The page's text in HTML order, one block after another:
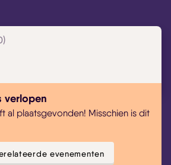
verlopen
al plaatsgevonden! Misschien is dit
evenementen